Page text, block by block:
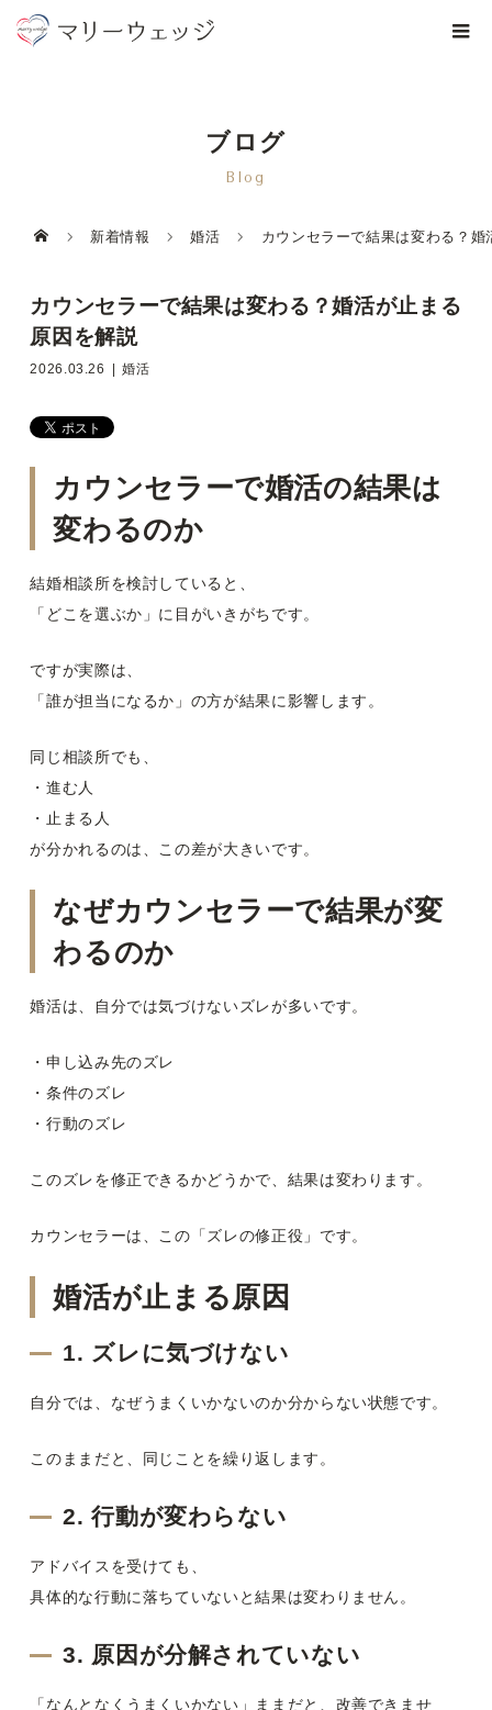
ブログ
Blog
新着情報 婚活 カウンセラーで結果は変わる？
カウンセラーで結果は変わる？婚活が止まる
原因を解説
2026.03.26 婚活
カウンセラーで婚活の結果は
変わるのか
結婚相談所を検討していると、
「どこを選ぶか」に目がいきがちです。
ですが実際は、
「誰が担当になるか」の方が結果に影響します。
同じ相談所でも、
・進む人
・止まる人
が分かれるのは、この差が大きいです。
なぜカウンセラーで結果が変
わるのか
婚活は、自分では気づけないズレが多いです。
・申し込み先のズレ
・条件のズレ
・行動のズレ
このズレを修正できるかどうかで、結果は変わります。
カウンセラーは、この「ズレの修正役」です。
婚活が止まる原因
1. ズレに気づけない
自分では、なぜうまくいかないのか分からない状態です。
このままだと、同じことを繰り返します。
2. 行動が変わらない
アドバイスを受けても、
具体的な行動に落ちていないと結果は変わりません。
3. 原因が分解されていない
「なんとなくうまくいかない」ままだと、改善できませ